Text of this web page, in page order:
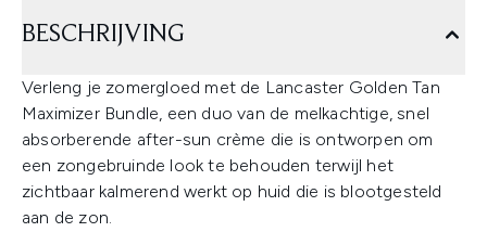
BESCHRIJVING
Verleng je zomergloed met de Lancaster Golden Tan
Maximizer Bundle, een duo van de melkachtige, snel
absorberende after-sun crème die is ontworpen om
een zongebruinde look te behouden terwijl het
zichtbaar kalmerend werkt op huid die is blootgesteld
aan de zon.